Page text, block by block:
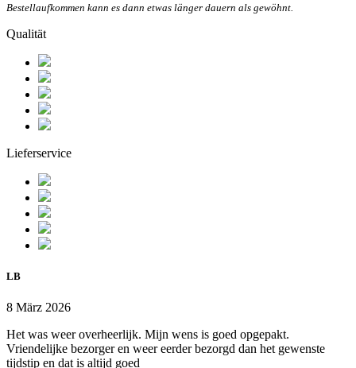
Bestellaufkommen kann es dann etwas länger dauern als gewöhnt.
Qualität
Lieferservice
LB
8 März 2026
Het was weer overheerlijk. Mijn wens is goed opgepakt.
Vriendelijke bezorger en weer eerder bezorgd dan het gewenste
tijdstip en dat is altijd goed